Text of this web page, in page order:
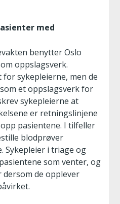
med
benytter Oslo
oppslagsverk.
sykepleierne, men de
et oppslagsverk for
sykepleierne at
er retningslinjene
pasientene. I tilfeller
blodprøver
Sykepleier i triage og
som venter, og
de opplever